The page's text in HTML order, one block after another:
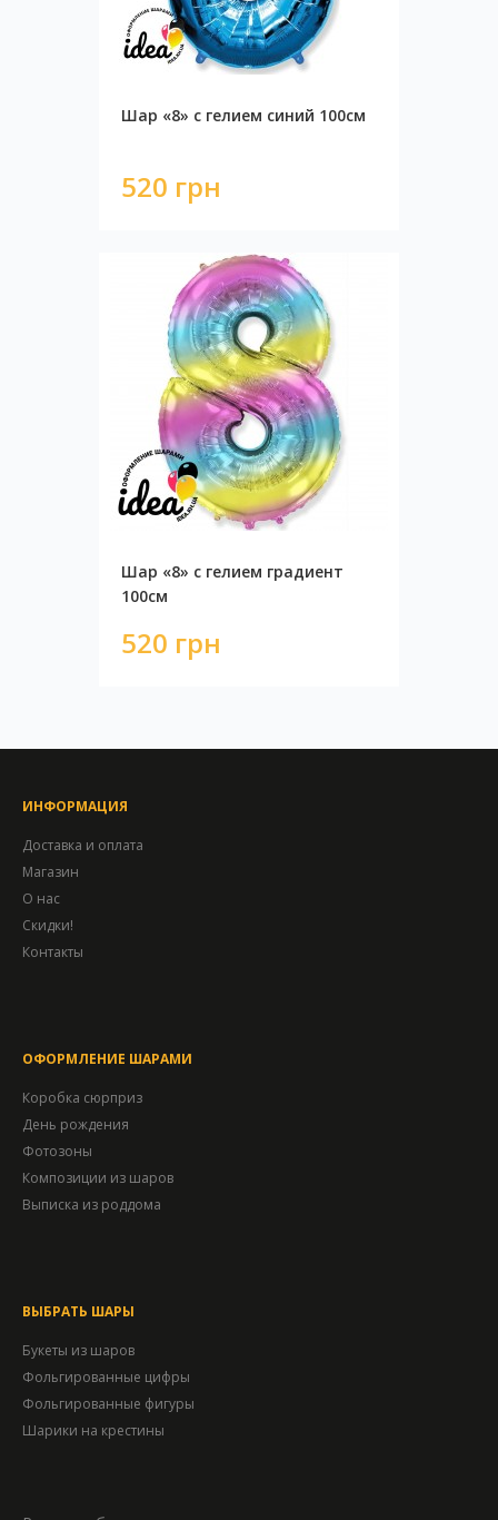
Шар «8» с гелием синий 100см
520 грн
Шар «8» с гелием градиент
100см
520 грн
ИНФОРМАЦИЯ
Доставка и оплата
Магазин
О нас
Скидки!
Контакты
ОФОРМЛЕНИЕ ШАРАМИ
Коробка сюрприз
День рождения
Фотозоны
Композиции из шаров
Выписка из роддома
ВЫБРАТЬ ШАРЫ
Букеты из шаров
Фольгированные цифры
Фольгированные фигуры
Шарики на крестины